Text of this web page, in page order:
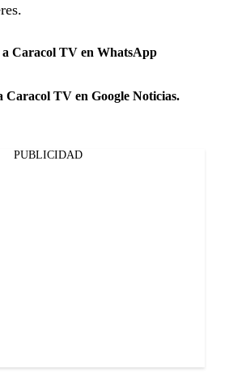
a Caracol TV en WhatsApp
Caracol TV en Google Noticias.
PUBLICIDAD